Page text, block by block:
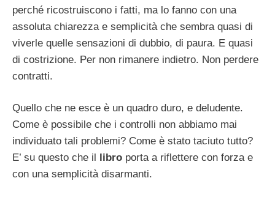
perché ricostruiscono i fatti, ma lo fanno con una
assoluta chiarezza e semplicità che sembra quasi di
viverle quelle sensazioni di dubbio, di paura. E quasi
di costrizione. Per non rimanere indietro. Non perdere
contratti.
Quello che ne esce è un quadro duro, e deludente.
Come è possibile che i controlli non abbiamo mai
individuato tali problemi? Come è stato taciuto tutto?
E’ su questo che il
libro porta a riflettere con forza e
con una semplicità disarmanti.